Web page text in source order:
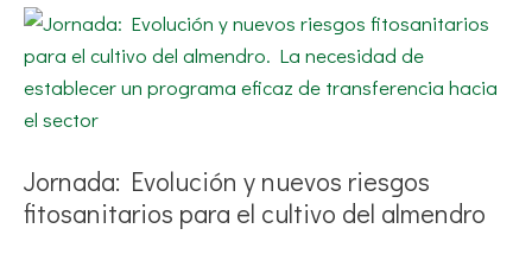
Jornada: Evolución y nuevos riesgos
fitosanitarios para el cultivo del almendro
Jornada:
Evolución
y
nuevos
riesgos
fitosanitarios
para
cultivo
del
almendro